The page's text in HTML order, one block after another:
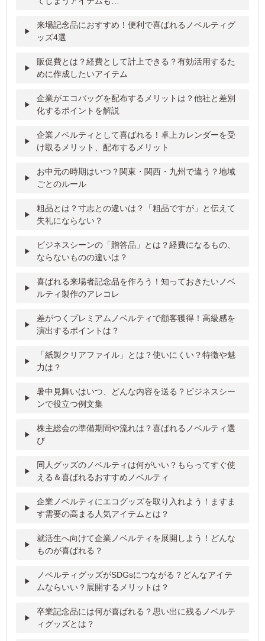
来場記念品におすすめ！便利で喜ばれるノベルティグ
ッズ4選
販促費とは？経費として計上できる？有効活用するた
めに作成したいアイテム
企業がエコバッグを配布するメリットは？他社と差別
化するポイントを解説
企業ノベルティとして喜ばれる！卓上カレンダーを受
け取るメリット、配布するメリット
お中元の時期はいつ？関東・関西・九州で違う？地域
ごとのルール
粗品とは？寸志との違いは？「粗品ですが」と伝えて
失礼にならない？
ビジネスシーンの「贈答品」とは？経費になるもの、
ならないものの違いは？
喜ばれる来場者記念品を作ろう！知っておきたいノベ
ルティ製作のアレコレ
差がつくプレミアムノベルティで顧客獲得！高級感を
演出するポイントは？
「紙製クリアファイル」とは？使いにくい？特徴や魅
力は？
暑中見舞いはいつ、どんな内容を送る？ビジネスシー
ンで役立つ例文集
株主総会の準備期間や流れは？喜ばれるノベルティ選
び
同人グッズのノベルティは何がいい？もらってすぐ使
える＆喜ばれるおすすめノベルティ
企業ノベルティにエコグッズを取り入れよう！ますま
す需要の高まる人気アイテムとは？
就活生へ向けて企業ノベルティを展開しよう！どんな
ものが喜ばれる？
ノベルティグッズがSDGsにつながる？どんなアイテ
ムならいい？展開するメリットは？
卒業記念品には何が喜ばれる？思い出に残るノベルテ
ィグッズとは？